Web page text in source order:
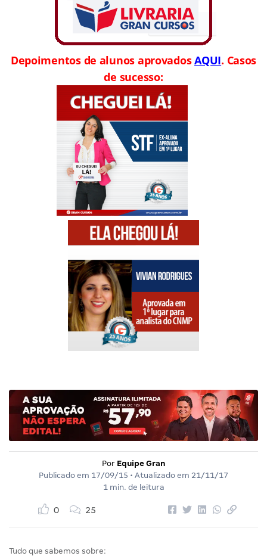
Depoimentos de alunos aprovadosAQUI. Casos
de sucesso:
Por Equipe Gran
Publicado em 17/09/15 • Atualizado em 21/11/17
1 min. de leitura
0 25
Tudo que sabemos sobre: